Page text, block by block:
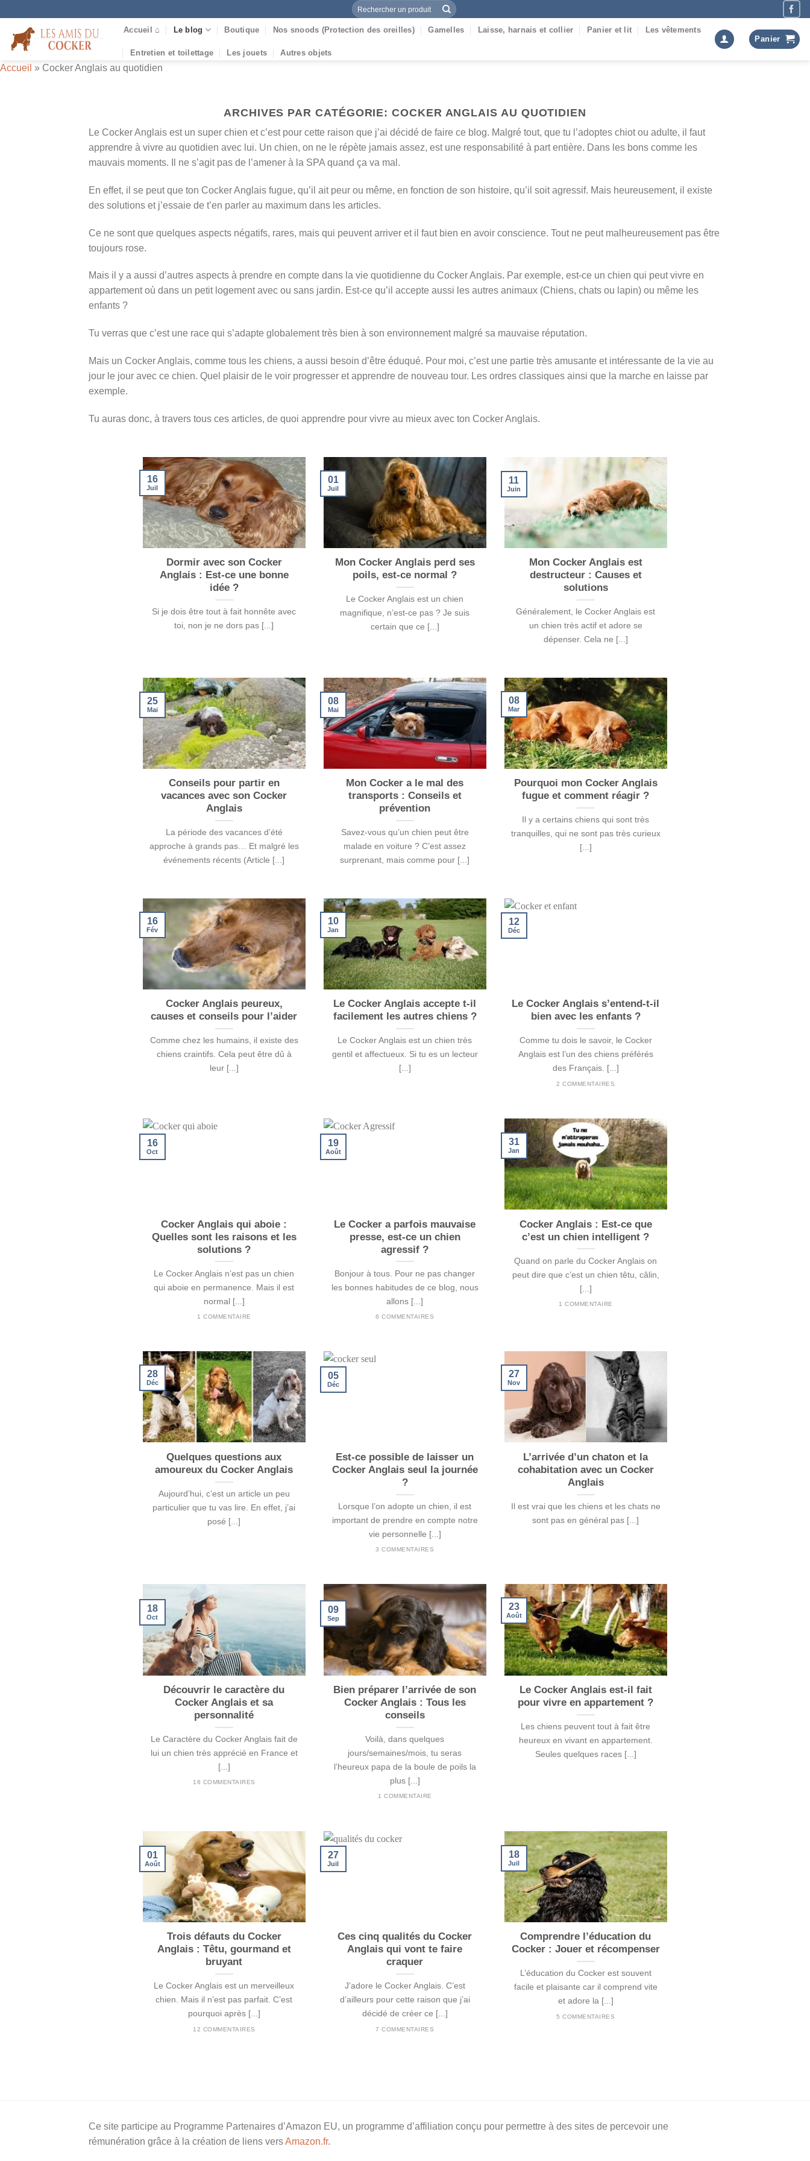
contenu
Recherche
pour :
Accueil ⌂ Le blog Boutique Nos snoods (Protection des oreilles) Gamelles Laisse, harnais et collier Panier et lit Les vêtements
Entretien et toilettage Les jouets Autres objets
Panier
Accueil » Cocker Anglais au quotidien
ARCHIVES PAR CATÉGORIE:COCKER ANGLAIS AU QUOTIDIEN
Le Cocker Anglais est un super chien et c’est pour cette raison que j’ai décidé de faire ce blog. Malgré tout, que tu l’adoptes chiot ou adulte, il faut
apprendre à vivre au quotidien avec lui. Un chien, on ne le répète jamais assez, est une responsabilité à part entière. Dans les bons comme les
mauvais moments. Il ne s’agit pas de l’amener à la SPA quand ça va mal.
En effet, il se peut que ton Cocker Anglais fugue, qu’il ait peur ou même, en fonction de son histoire, qu’il soit agressif. Mais heureusement, il existe
des solutions et j’essaie de t’en parler au maximum dans les articles.
Ce ne sont que quelques aspects négatifs, rares, mais qui peuvent arriver et il faut bien en avoir conscience. Tout ne peut malheureusement pas être
toujours rose.
Mais il y a aussi d’autres aspects à prendre en compte dans la vie quotidienne du Cocker Anglais. Par exemple, est-ce un chien qui peut vivre en
appartement où dans un petit logement avec ou sans jardin. Est-ce qu’il accepte aussi les autres animaux (Chiens, chats ou lapin) ou même les
enfants ?
Tu verras que c’est une race qui s’adapte globalement très bien à son environnement malgré sa mauvaise réputation.
Mais un Cocker Anglais, comme tous les chiens, a aussi besoin d’être éduqué. Pour moi, c’est une partie très amusante et intéressante de la vie au
jour le jour avec ce chien. Quel plaisir de le voir progresser et apprendre de nouveau tour. Les ordres classiques ainsi que la marche en laisse par
exemple.
Tu auras donc, à travers tous ces articles, de quoi apprendre pour vivre au mieux avec ton Cocker Anglais.
Dormir avec son Cocker
Anglais : Est-ce une bonne
idée ?
Si je dois être tout à fait honnête avec
toi, non je ne dors pas [...]
16
Juil
Mon Cocker Anglais perd ses
poils, est-ce normal ?
Le Cocker Anglais est un chien
magnifique, n’est-ce pas ? Je suis
certain que ce [...]
01
Juil
Mon Cocker Anglais est
destructeur : Causes et
solutions
Généralement, le Cocker Anglais est
un chien très actif et adore se
dépenser. Cela ne [...]
11
Juin
Conseils pour partir en
vacances avec son Cocker
Anglais
La période des vacances d’été
approche à grands pas… Et malgré les
événements récents (Article [...]
25
Mai
Mon Cocker a le mal des
transports : Conseils et
prévention
Savez-vous qu’un chien peut être
malade en voiture ? C’est assez
surprenant, mais comme pour [...]
08
Mai
Pourquoi mon Cocker Anglais
fugue et comment réagir ?
Il y a certains chiens qui sont très
tranquilles, qui ne sont pas très curieux
[...]
08
Mar
Cocker Anglais peureux,
causes et conseils pour l’aider
Comme chez les humains, il existe des
chiens craintifs. Cela peut être dû à
leur [...]
16
Fév
Le Cocker Anglais accepte t-il
facilement les autres chiens ?
Le Cocker Anglais est un chien très
gentil et affectueux. Si tu es un lecteur
[...]
10
Jan
Le Cocker Anglais s’entend-t-il
bien avec les enfants ?
Comme tu dois le savoir, le Cocker
Anglais est l’un des chiens préférés
des Français. [...]
2 COMMENTAIRES
12
Déc
Cocker Anglais qui aboie :
Quelles sont les raisons et les
solutions ?
Le Cocker Anglais n’est pas un chien
qui aboie en permanence. Mais il est
normal [...]
1 COMMENTAIRE
16
Oct
Le Cocker a parfois mauvaise
presse, est-ce un chien
agressif ?
Bonjour à tous. Pour ne pas changer
les bonnes habitudes de ce blog, nous
allons [...]
6 COMMENTAIRES
19
Août
Cocker Anglais : Est-ce que
c’est un chien intelligent ?
Quand on parle du Cocker Anglais on
peut dire que c’est un chien têtu, câlin,
[...]
1 COMMENTAIRE
31
Jan
Quelques questions aux
amoureux du Cocker Anglais
Aujourd’hui, c’est un article un peu
particulier que tu vas lire. En effet, j’ai
posé [...]
28
Déc
Est-ce possible de laisser un
Cocker Anglais seul la journée
?
Lorsque l’on adopte un chien, il est
important de prendre en compte notre
vie personnelle [...]
3 COMMENTAIRES
05
Déc
L’arrivée d’un chaton et la
cohabitation avec un Cocker
Anglais
Il est vrai que les chiens et les chats ne
sont pas en général pas [...]
27
Nov
Découvrir le caractère du
Cocker Anglais et sa
personnalité
Le Caractère du Cocker Anglais fait de
lui un chien très apprécié en France et
[...]
16 COMMENTAIRES
18
Oct
Bien préparer l’arrivée de son
Cocker Anglais : Tous les
conseils
Voilà, dans quelques
jours/semaines/mois, tu seras
l’heureux papa de la boule de poils la
plus [...]
1 COMMENTAIRE
09
Sep
Le Cocker Anglais est-il fait
pour vivre en appartement ?
Les chiens peuvent tout à fait être
heureux en vivant en appartement.
Seules quelques races [...]
23
Août
Trois défauts du Cocker
Anglais : Têtu, gourmand et
bruyant
Le Cocker Anglais est un merveilleux
chien. Mais il n’est pas parfait. C’est
pourquoi après [...]
12 COMMENTAIRES
01
Août
Ces cinq qualités du Cocker
Anglais qui vont te faire
craquer
J’adore le Cocker Anglais. C’est
d’ailleurs pour cette raison que j’ai
décidé de créer ce [...]
7 COMMENTAIRES
27
Juil
Comprendre l’éducation du
Cocker : Jouer et récompenser
L’éducation du Cocker est souvent
facile et plaisante car il comprend vite
et adore la [...]
5 COMMENTAIRES
18
Juil
Ce site participe au Programme Partenaires d’Amazon EU, un programme d’affiliation conçu pour permettre à des sites de percevoir une
rémunération grâce à la création de liens versAmazon.fr.